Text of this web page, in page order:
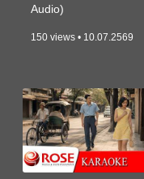
Audio)
150 views • 10.07.2569